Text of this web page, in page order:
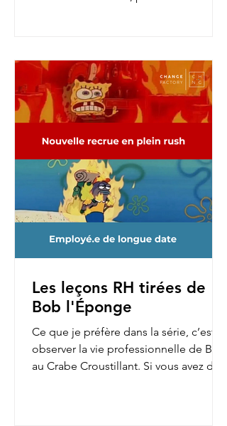
Les leçons RH tirées de
Bob l'Éponge
Ce que je préfère dans la série, c’est
observer la vie professionnelle de Bob
au Crabe Croustillant. Si vous avez déjà